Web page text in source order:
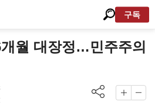
구독
월 대장정…민주주의